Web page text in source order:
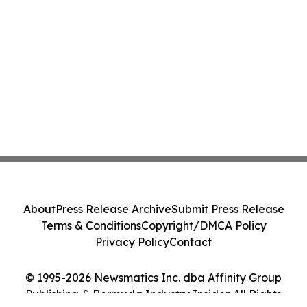
© 1995-2026 Newsmatics Inc. dba Affinity Group
Publishing & Bermuda Industry Insider. All Rights
AboutPress Release ArchiveSubmit Press Release
Terms & ConditionsCopyright/DMCA Policy
Privacy PolicyContact